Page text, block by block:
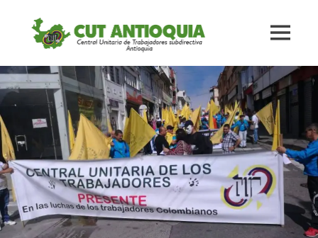
contenido
Central
Unitaria
de
los
Central
Unitaria
Trabajadores
subdirectiva
Antioquia
MENÚ